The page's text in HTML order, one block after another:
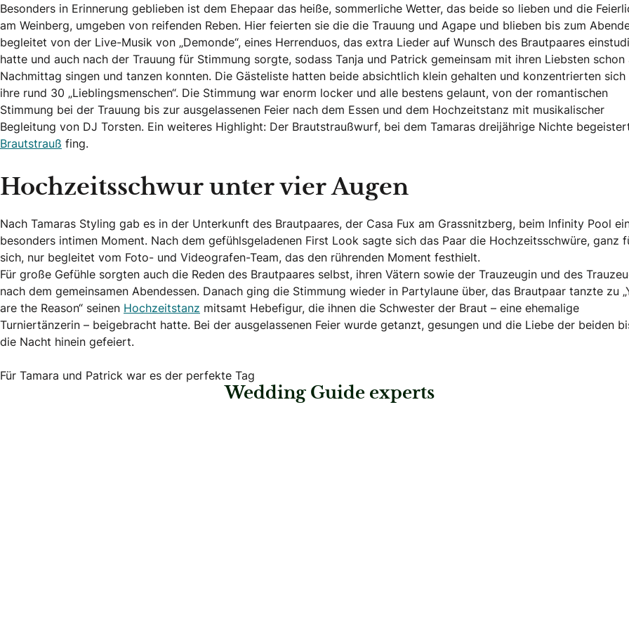
Besonders in Erinnerung geblieben ist dem Ehepaar das heiße, sommerliche Wetter, das beide so lieben und die
am Weinberg, umgeben von reifenden Reben. Hier feierten sie die die Trauung und Agape und blieben bis zum
begleitet von der Live-Musik von „Demonde“, eines Herrenduos, das extra Lieder auf Wunsch des Brautpaares
hatte und auch nach der Trauung für Stimmung sorgte, sodass Tanja und Patrick gemeinsam mit ihren Liebsten schon
Nachmittag singen und tanzen konnten. Die Gästeliste hatten beide absichtlich klein gehalten und konzentrierten sich
ihre rund 30 „Lieblingsmenschen“. Die Stimmung war enorm locker und alle bestens gelaunt, von der romantischen
Stimmung bei der Trauung bis zur ausgelassenen Feier nach dem Essen und dem Hochzeitstanz mit musikalischer
Begleitung von DJ Torsten. Ein weiteres Highlight: Der Brautstraußwurf, bei dem Tamaras dreijährige Nichte
Brautstrauß fing.
Hochzeitsschwur unter vier Augen
Nach Tamaras Styling gab es in der Unterkunft des Brautpaares, der Casa Fux am Grassnitzberg, beim Infinity Pool
besonders intimen Moment. Nach dem gefühlsgeladenen First Look sagte sich das Paar die Hochzeitsschwüre, ganz
sich, nur begleitet vom Foto- und Videografen-Team, das den rührenden Moment festhielt.
Für große Gefühle sorgten auch die Reden des Brautpaares selbst, ihren Vätern sowie der Trauzeugin und des
nach dem gemeinsamen Abendessen. Danach ging die Stimmung wieder in Partylaune über, das Brautpaar tanzte zu
are the Reason“ seinen Hochzeitstanz mitsamt Hebefigur, die ihnen die Schwester der Braut – eine ehemalige
Turniertänzerin – beigebracht hatte. Bei der ausgelassenen Feier wurde getanzt, gesungen und die Liebe der beiden
die Nacht hinein gefeiert.
Für Tamara und Patrick war es der perfekte Tag
Wedding Guide experts